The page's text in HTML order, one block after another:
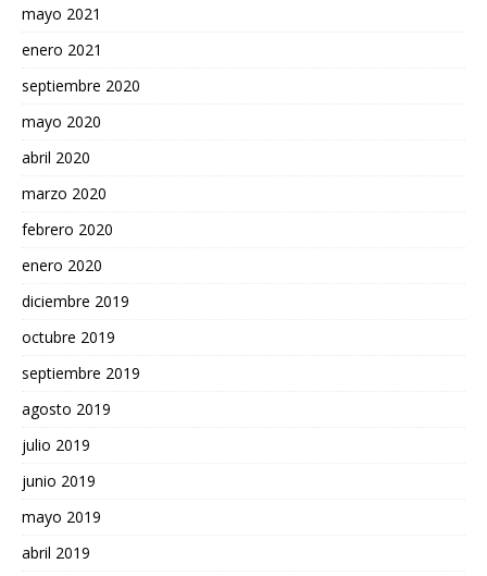
mayo 2021
enero 2021
septiembre 2020
mayo 2020
abril 2020
marzo 2020
febrero 2020
enero 2020
diciembre 2019
octubre 2019
septiembre 2019
agosto 2019
julio 2019
junio 2019
mayo 2019
abril 2019